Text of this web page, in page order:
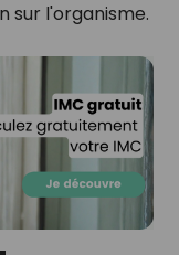
sur l'organisme.